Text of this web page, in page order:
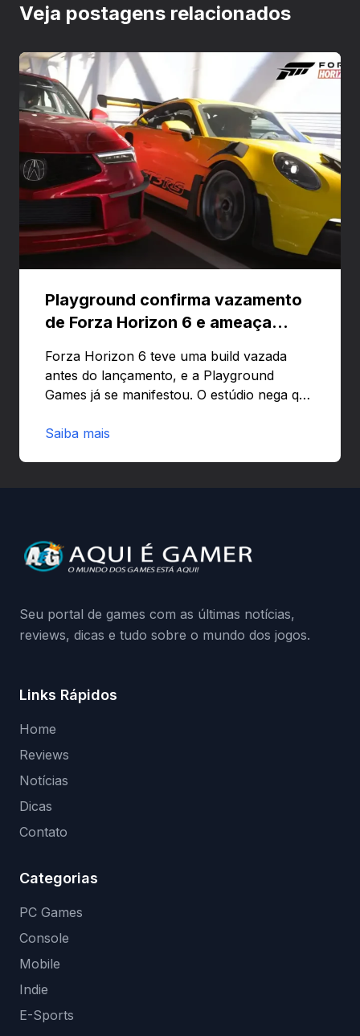
Veja postagens relacionados
Playground confirma vazamento
de Forza Horizon 6 e ameaça
Forza Horizon 6 teve uma build vazada
antes do lançamento, e a Playground
Games já se manifestou. O estúdio nega que
preload e avisa que quem usar versões não
da Playground: negação do preload,
medidas contra acessos não autorizados
Saiba mais
Seu portal de games com as últimas notícias,
reviews, dicas e tudo sobre o mundo dos jogos.
Links Rápidos
Home
Reviews
Notícias
Dicas
Contato
Categorias
PC Games
Console
Mobile
Indie
E-Sports